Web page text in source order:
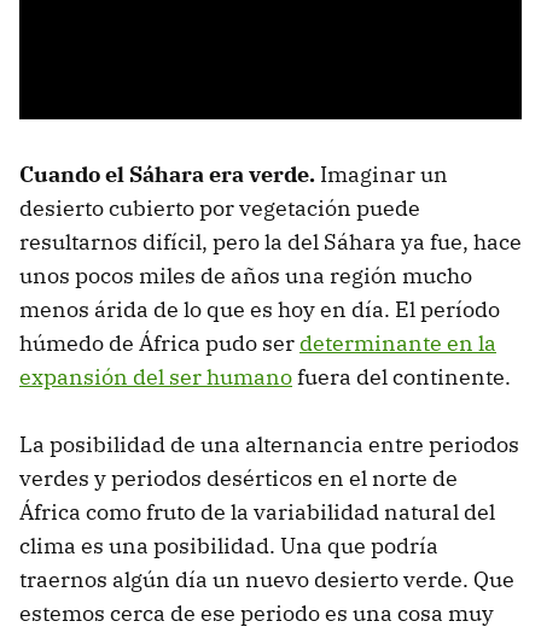
Cuando el Sáhara era verde. Imaginar un
desierto cubierto por vegetación puede
resultarnos difícil, pero la del Sáhara ya fue, hace
unos pocos miles de años una región mucho
menos árida de lo que es hoy en día. El período
húmedo de África pudo ser determinante en la
expansión del ser humanofuera del continente.
La posibilidad de una alternancia entre periodos
verdes y periodos desérticos en el norte de
África como fruto de la variabilidad natural del
clima es una posibilidad. Una que podría
traernos algún día un nuevo desierto verde. Que
estemos cerca de ese periodo es una cosa muy